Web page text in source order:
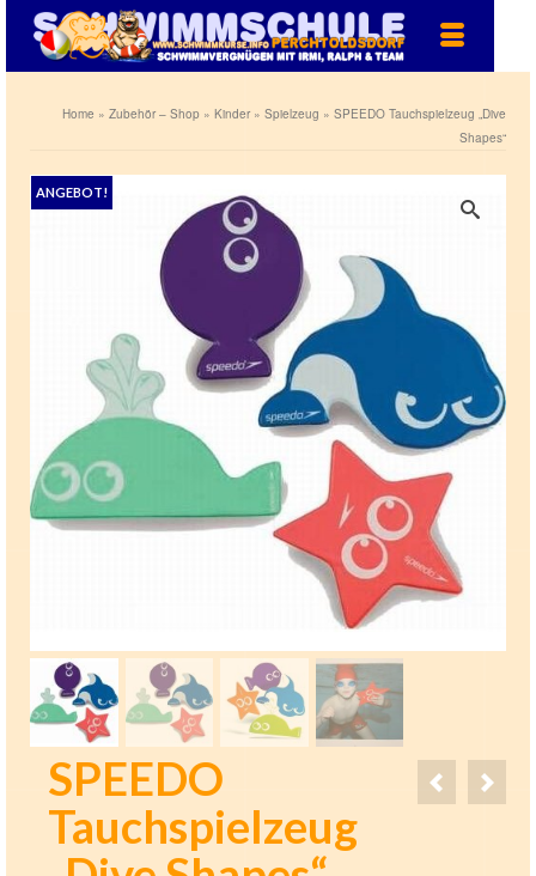
Home » Zubehör – Shop » Kinder » Spielzeug » SPEEDO Tauchspielzeug „Dive
Shapes“
ANGEBOT!
SPEEDO
Tauchspielzeug